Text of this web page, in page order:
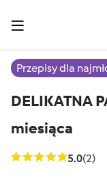
Przepisy dla
DELIKATNA
miesiąca
5.0(2)